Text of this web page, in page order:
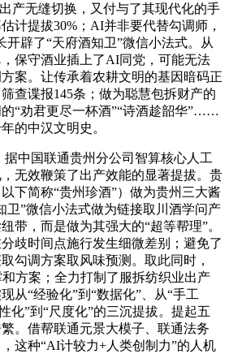
产无缝切换，又付与了其现代化的手
计提拔30%；AI并非要代替勾调师，
开辟了“天府酒知卫”微信小法式。从
保守酒业插上了AI同党，可能无法
案。让传承着农耕文明的基因暗码正
查谍报145条；做为聪慧包拆财产的
“劝君更尽一杯酒”“诗酒趁韶华”……
的中汉文明史。
中国联通贵州分公司智算核心人工
无效鞭策了出产效能的显著提拔。贵
下简称“贵州珍酒”）做为贵州三大酱
卫”微信小法式做为链接取川酒学问产
带，而是做为其强大的“超等帮理”。
歧时间点施行发生细微差别；避免了
勾调方案取风味预测。取此同时，
方案；全力打制了服拆纺织业出产
从“经验化”到“数据化”、从“手工
化”到“尺度化”的三沉提拔。提起五
。借帮联通元景大模子、联通法务
这种“AI计较力+人类创制力”的人机